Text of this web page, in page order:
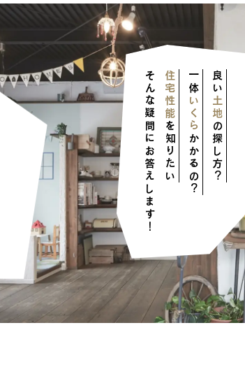
ヴィンテージ
住宅性能
を知りたい
一体
いくら
かかるの？
良い
土地
の探し方？
そんな疑問にお答えします！